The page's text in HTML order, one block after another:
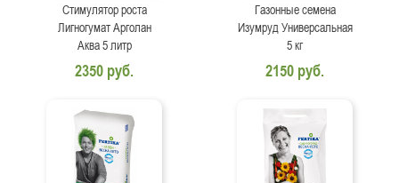
Стимулятор роста
Лигногумат Арголан
Аква 5 литр
2350 руб.
Газонные семена
Изумруд Универсальная
5 кг
2150 руб.